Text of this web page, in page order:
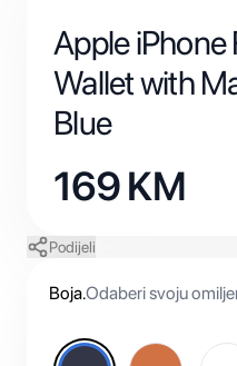
Apple iPhone
Wallet with
Blue
169KM
Podijeli
Boja.Odaberi svoju